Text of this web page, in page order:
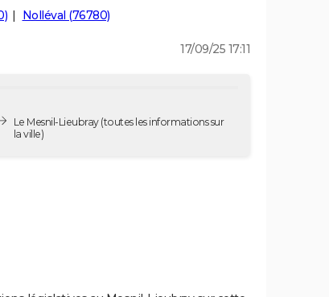
Nolléval (76780)
17/09/25 17:11
Le Mesnil-Lieubray(toutes les informations sur
la ville)